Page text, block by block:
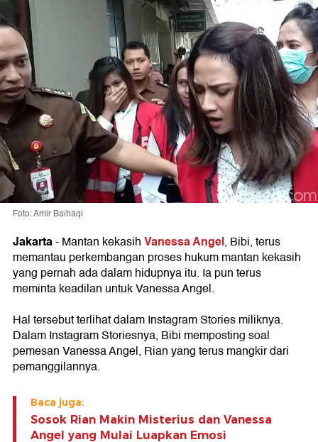
Foto: Amir Baihaqi
Jakarta- Mantan kekasihVanessa Angel, Bibi, terus
memantau perkembangan proses hukum mantan kekasih
yang pernah ada dalam hidupnya itu. Ia pun terus
meminta keadilan untuk Vanessa Angel.
Hal tersebut terlihat dalam Instagram Stories miliknya.
Dalam Instagram Storiesnya, Bibi memposting soal
pemesan Vanessa Angel, Rian yang terus mangkir dari
pemanggilannya.
Baca juga:
Sosok Rian Makin Misterius dan Vanessa
Angel yang Mulai Luapkan Emosi